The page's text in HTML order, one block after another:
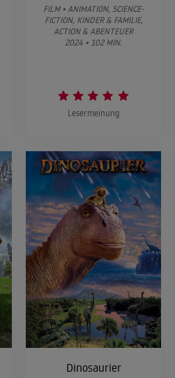
FILM • ANIMATION, SCIENCE-
FICTION, KINDER & FAMILIE,
ACTION & ABENTEUER
2024 • 102 MIN.
Lesermeinung
Dinosaurier